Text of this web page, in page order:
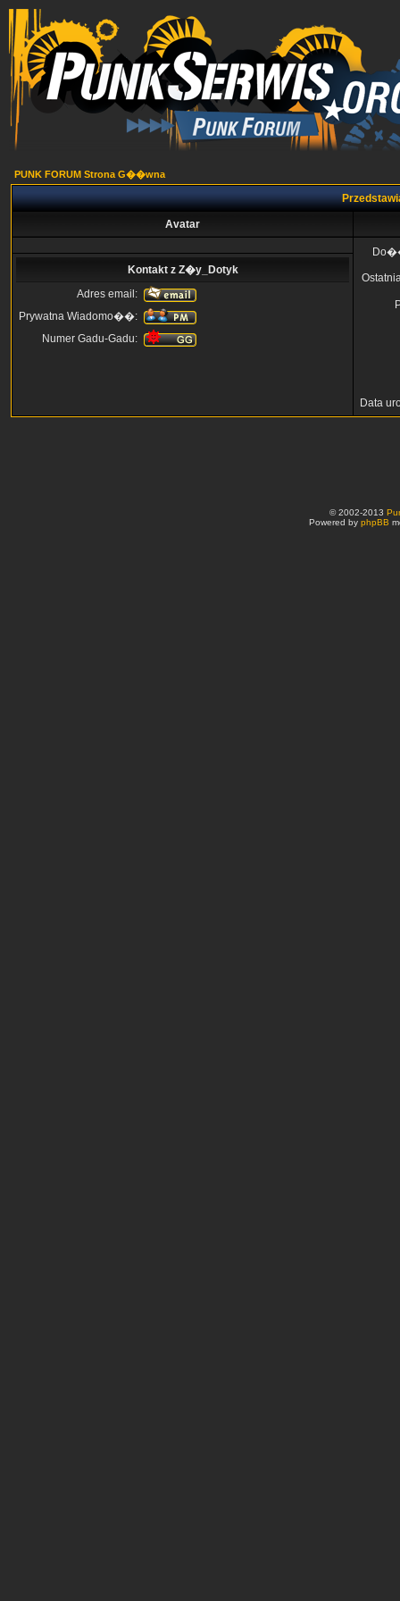
PUNK FORUM Strona G��wna
Avatar
Data
Kontakt z Z�y_Dotyk
Adres email:
Prywatna Wiadomo��:
Numer Gadu-Gadu:
© 2002-2013
Powered by phpBB